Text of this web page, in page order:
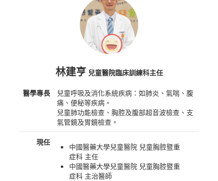
林建亨 兒童醫院臨床訓練科主任
醫學專長
兒童呼吸及消化系統疾病：如肺炎、氣喘、腹
痛、便秘等疾病。
兒童肺功能檢查、胸腔及腹部超音波檢查、支
氣管鏡及胃鏡檢查。
現任
中國醫藥大學兒童醫院 兒童胸腔暨重
症科 主任
中國醫藥大學兒童醫院 兒童胸腔暨重
症科 主治醫師